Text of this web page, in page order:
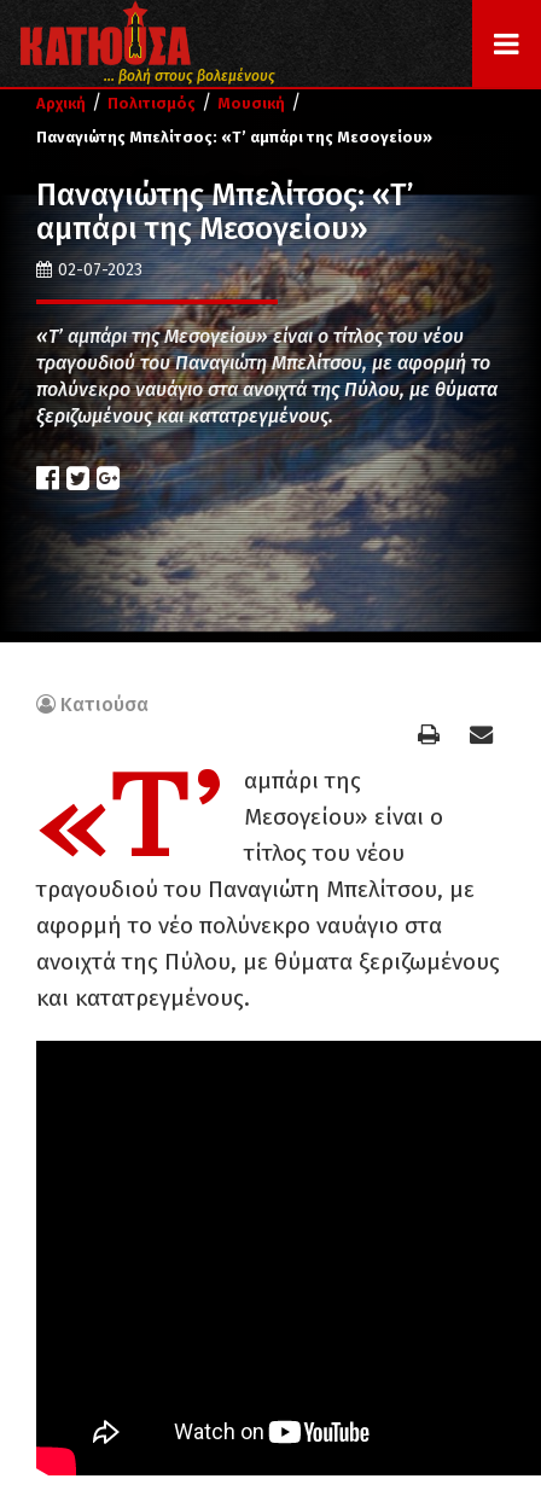
... βολή στους βολεμένους
Αρχική / Πολιτισμός / Μουσική /
Παναγιώτης Μπελίτσος: «Τ’ αμπάρι της Μεσογείου»
Παναγιώτης Μπελίτσος: «Τ’
αμπάρι της Μεσογείου»
02-07-2023
«Τ’ αμπάρι της Μεσογείου» είναι ο τίτλος του νέου
τραγουδιού του Παναγιώτη Μπελίτσου, με αφορμή το
πολύνεκρο ναυάγιο στα ανοιχτά της Πύλου, με θύματα
ξεριζωμένους και κατατρεγμένους.
Κατιούσα
«Τ’
αμπάρι της
Μεσογείου» είναι ο
τίτλος του νέου
τραγουδιού του Παναγιώτη Μπελίτσου, με
αφορμή το νέο πολύνεκρο ναυάγιο στα
ανοιχτά της Πύλου, με θύματα ξεριζωμένους
και κατατρεγμένους.